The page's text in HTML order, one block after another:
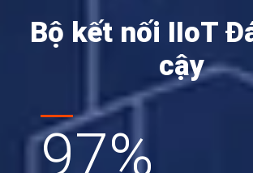
Bộ kết nối IIoT
cậy
97%